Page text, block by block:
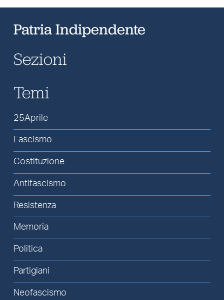
Patria Indipendente
Sezioni
Temi
25Aprile
Fascismo
Costituzione
Antifascismo
Resistenza
Memoria
Politica
Partigiani
Neofascismo